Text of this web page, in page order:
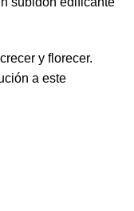
y florecer.
a este